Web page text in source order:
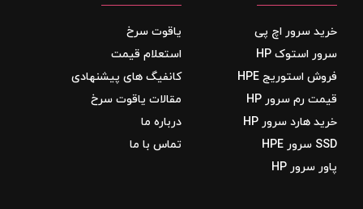
خرید سرور اچ پی
سرور استوک HP
فروش استوریج‌ HPE
قیمت رم سرور HP
خرید هارد سرور HP
SSD سرور HPE
پاور سرور HP
یاقوت سرخ
استعلام قیمت
کانفیگ های پیشنهادی
مقالات یاقوت سرخ
درباره ما
تماس با ما